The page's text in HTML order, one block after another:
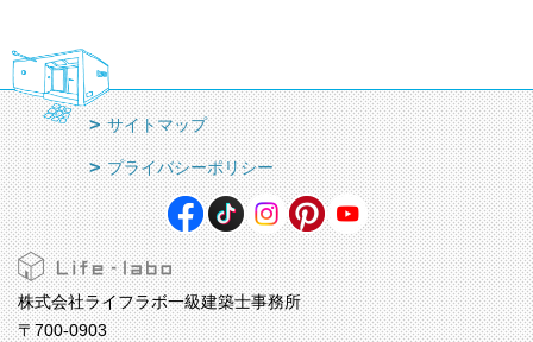
サイトマップ
プライバシーポリシー
株式会社ライフラボ一級建築士事務所
〒700-0903